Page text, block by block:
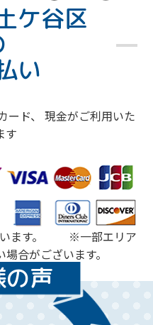
ケ谷区
い
ード、 現金がご利用いた
す
います。 ※一部エリア
合がございます。
声